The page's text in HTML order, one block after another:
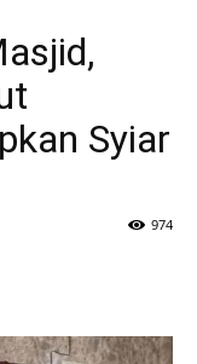
Syiar
974